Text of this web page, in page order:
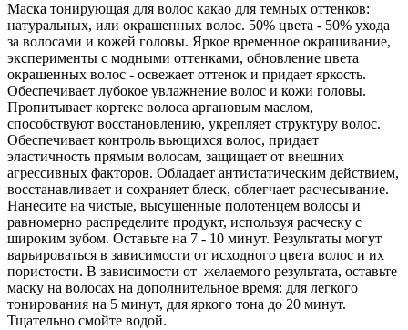
Маска тонирующая для волос какао для темных оттенков:
натуральных, или окрашенных волос. 50% цвета - 50% ухода
за волосами и кожей головы. Яркое временное окрашивание,
эксперименты с модными оттенками, обновление цвета
окрашенных волос - освежает оттенок и придает яркость.
Обеспечивает лубокое увлажнение волос и кожи головы.
Пропитывает кортекс волоса аргановым маслом,
способствуют восстановлению, укрепляет структуру волос.
Обеспечивает контроль вьющихся волос, придает
эластичность прямым волосам, защищает от внешних
агрессивных факторов. Обладает антистатическим действием,
восстанавливает и сохраняет блеск, облегчает расчесывание.
Нанесите на чистые, высушенные полотенцем волосы и
равномерно распределите продукт, используя расческу с
широким зубом. Оставьте на 7 - 10 минут. Результаты могут
варьироваться в зависимости от исходного цвета волос и их
пористости. В зависимости от желаемого результата, оставьте
маску на волосах на дополнительное время: для легкого
тонирования на 5 минут, для яркого тона до 20 минут.
Тщательно смойте водой.